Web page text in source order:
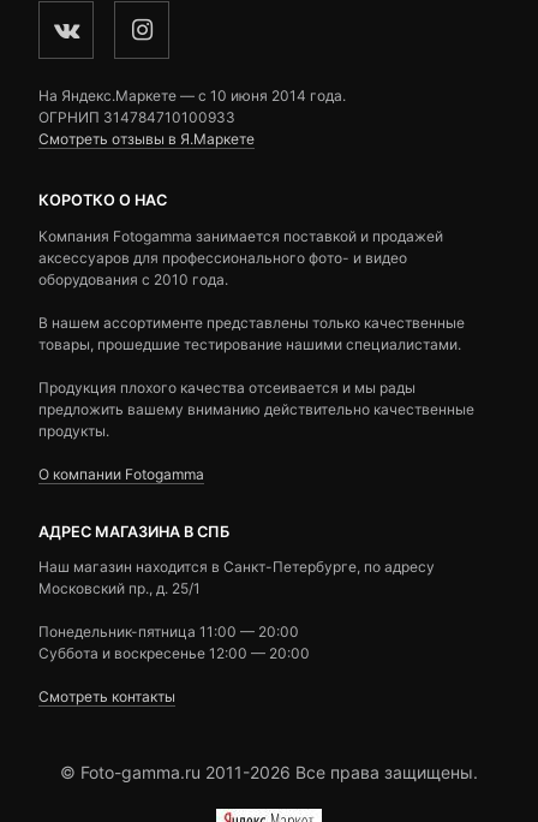
На Яндекс.Маркете — c 10 июня 2014 года.
ОГРНИП 314784710100933
Смотреть отзывы в Я.Маркете
КОРОТКО О НАС
Компания Fotogamma занимается поставкой и продажей
аксессуаров для профессионального фото- и видео
оборудования с 2010 года.
В нашем ассортименте представлены только качественные
товары, прошедшие тестирование нашими специалистами.
Продукция плохого качества отсеивается и мы рады
предложить вашему вниманию действительно качественные
продукты.
О компании Fotogamma
АДРЕС МАГАЗИНА В СПБ
Наш магазин находится в Санкт-Петербурге, по адресу
Московский пр., д. 25/1
Понедельник-пятница 11:00 — 20:00
Суббота и воскресенье 12:00 — 20:00
Смотреть контакты
© Foto-gamma.ru 2011-2026 Все права защищены.